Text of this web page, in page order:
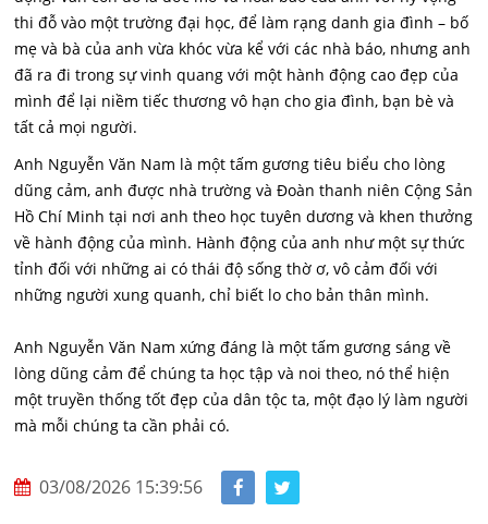
thi đỗ vào một trường đại học, để làm rạng danh gia đình – bố
mẹ và bà của anh vừa khóc vừa kể với các nhà báo, nhưng anh
đã ra đi trong sự vinh quang với một hành động cao đẹp của
mình để lại niềm tiếc thương vô hạn cho gia đình, bạn bè và
tất cả mọi người.
Anh Nguyễn Văn Nam là một tấm gương tiêu biểu cho lòng
dũng cảm, anh được nhà trường và Đoàn thanh niên Cộng Sản
Hồ Chí Minh tại nơi anh theo học tuyên dương và khen thưởng
về hành động của mình. Hành động của anh như một sự thức
tỉnh đối với những ai có thái độ sống thờ ơ, vô cảm đối với
những người xung quanh, chỉ biết lo cho bản thân mình.
Anh Nguyễn Văn Nam xứng đáng là một tấm gương sáng về
lòng dũng cảm để chúng ta học tập và noi theo, nó thể hiện
một truyền thống tốt đẹp của dân tộc ta, một đạo lý làm người
mà mỗi chúng ta cần phải có.
03/08/2026 15:39:56